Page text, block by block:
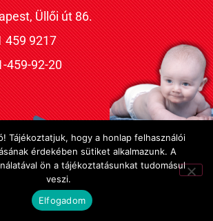
Üllői út 86.
459 9217
459-92-20
Tájékoztatjuk, hogy a honlap felhasználói
érdekében sütiket alkalmazunk. A
ön a tájékoztatásunkat tudomásul
veszi.
Elfogadom